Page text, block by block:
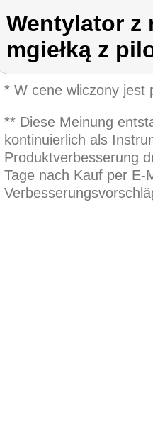
Wentylator z
mgiełką z
* W cene wliczony jest
** Diese Meinung
kontinuierlich als
Produktverbesserung
Tage nach Kauf per E-